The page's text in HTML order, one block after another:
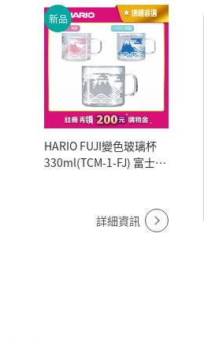
新品
HARIO FUJI變色玻璃杯
330ml(TCM-1-FJ) 富士山
詳細資訊